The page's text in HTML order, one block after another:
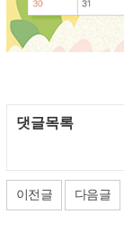
댓글목록
이전글 다음글